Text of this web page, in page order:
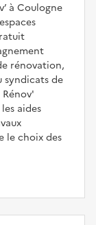
à Coulogne
rénovation,
syndicats de
aides
le choix des